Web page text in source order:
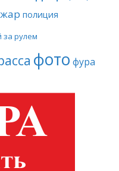
полиция
за рулем
фото фура